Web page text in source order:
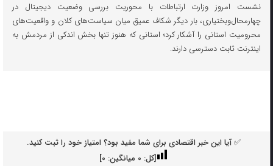
نشست امروز وزارت ارتباطات با محوریت بررسی وضعیت دیجیتال در
چهارمحال‌وبختیاری، بار دیگر شکاف عمیق میان سیاست‌های کلان و واقعیت‌های
محرومیت استانی را آشکار کرد؛ استانی که هنوز تنها بخش اندکی از مردمش به
اینترنت ثابت دسترسی دارند.
✅ آیا این خبر اقتصادی برای شما مفید بود؟ امتیاز خود را ثبت کنید.
[کل: 0میانگین: 0
]